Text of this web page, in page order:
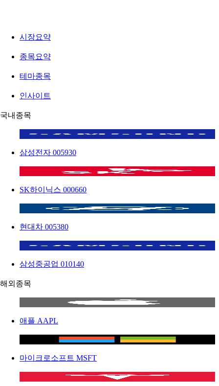
시장요약
종목요약
테마종목
인사이트
국내종목
삼성전자 005930
SK하이닉스 000660
현대차 005380
삼성중공업 010140
해외종목
애플 AAPL
마이크로소프트 MSFT